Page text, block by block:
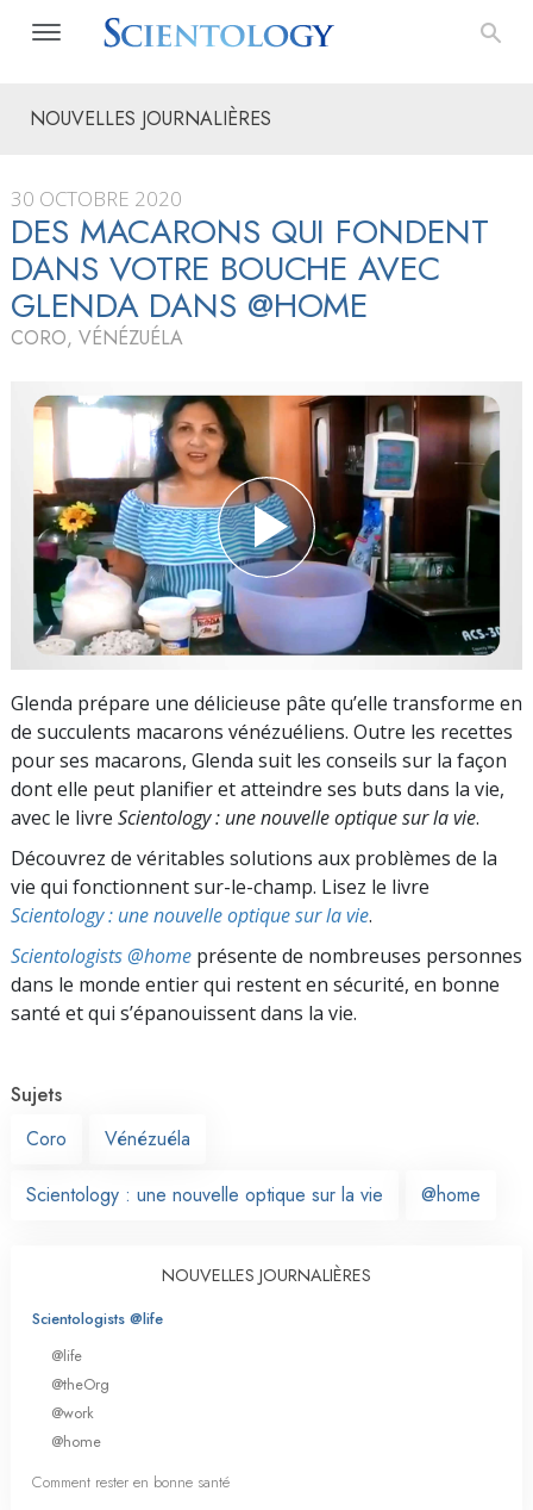
NOUVELLES JOURNALIÈRES
30 OCTOBRE 2020
DES MACARONS QUI FONDENT
DANS VOTRE BOUCHE AVEC
GLENDA DANS @HOME
CORO, VÉNÉZUÉLA
Glenda prépare une délicieuse pâte qu’elle transforme en
de succulents macarons vénézuéliens. Outre les recettes
pour ses macarons, Glenda suit les conseils sur la façon
dont elle peut planifier et atteindre ses buts dans la vie,
avec le livre Scientology : une nouvelle optique sur la vie.
Découvrez de véritables solutions aux problèmes de la
vie qui fonctionnent sur-le-champ. Lisez le livre
Scientology : une nouvelle optique sur la vie.
Scientologists @home présente de nombreuses personnes
dans le monde entier qui restent en sécurité, en bonne
santé et qui s’épanouissent dans la vie.
Sujets
Coro
Vénézuéla
Scientology : une nouvelle optique sur la vie @home
NOUVELLES JOURNALIÈRES
Scientologists @life
@life
@theOrg
@work
@home
Comment rester en bonne santé